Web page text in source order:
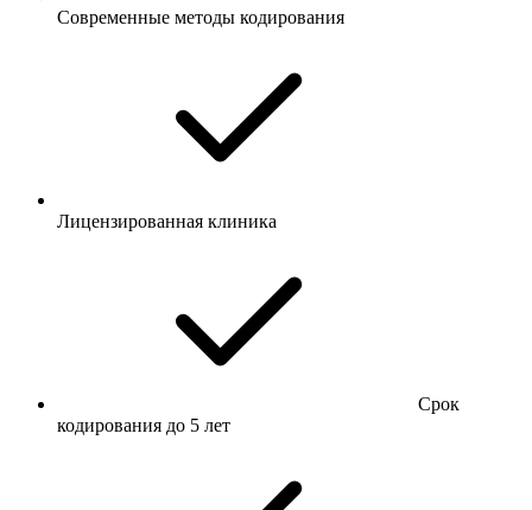
Современные методы кодирования
Лицензированная клиника
Срок
кодирования до 5 лет